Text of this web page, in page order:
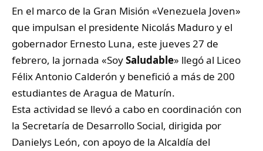
En el marco de la Gran Misión «Venezuela Joven»
que impulsan el presidente Nicolás Maduro y el
gobernador Ernesto Luna, este jueves 27 de
febrero, la jornada «SoySaludable» llegó al Liceo
Félix Antonio Calderón y benefició a más de 200
estudiantes de Aragua de Maturín.
Esta actividad se llevó a cabo en coordinación con
la Secretaría de Desarrollo Social, dirigida por
Danielys León, con apoyo de la Alcaldía del